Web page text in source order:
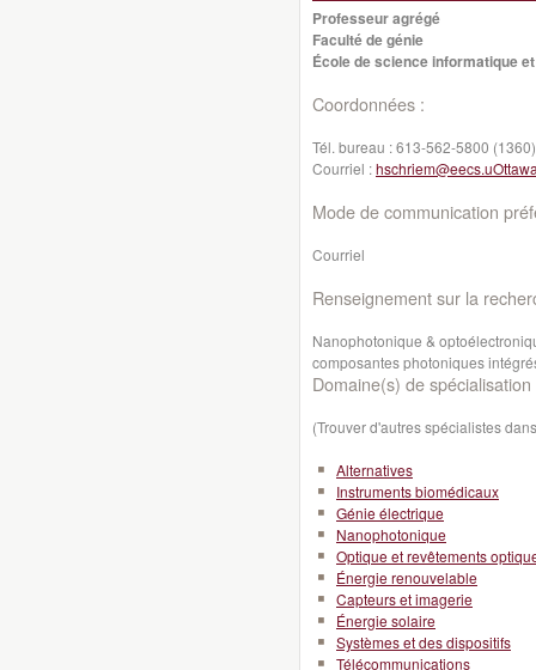
Professeur agrégé
Faculté de génie
École de science informatique
Coordonnées :
Tél. bureau :613-562-5800 (1360)
Courriel :
Mode de communication
Courriel
Renseignement sur la
Nanophotonique &
composantes photoniques
Domaine(s) de spécialisation
(Trouver d'autres spécialistes
Alternatives
Instruments biomédicaux
Génie électrique
Nanophotonique
Optique et revêtements
Énergie renouvelable
Capteurs et imagerie
Énergie solaire
Systèmes et des dispositifs
Télécommunications